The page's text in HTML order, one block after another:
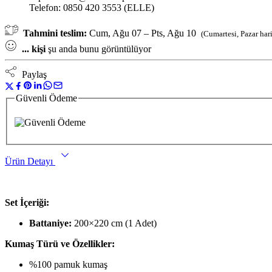
Telefon: 0850 420 3553 (ELLE)
Tahmini teslim: Cum, Ağu 07 – Pts, Ağu 10 (Cumartesi, Pazar
... kişi şu anda bunu görüntülüyor
Paylaş
Güvenli Ödeme
Ürün Detayı
Set İçeriği:
Battaniye: 200×220 cm (1 Adet)
Kumaş Türü ve Özellikler:
%100 pamuk kumaş